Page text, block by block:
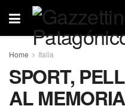
Home Italia
SPORT,
AL